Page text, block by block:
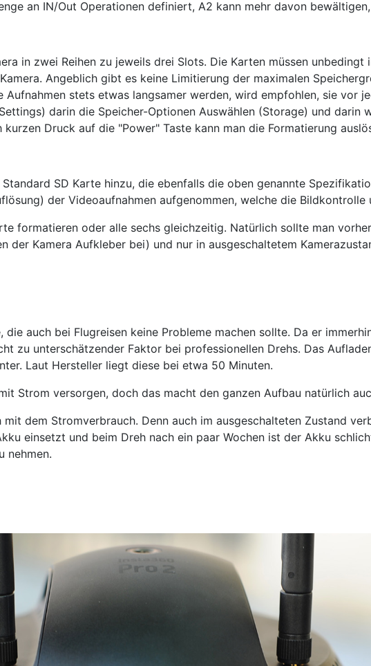
an IN/Out Operationen definiert, A2 kann mehr davon bewältigen,
in zwei Reihen zu jeweils drei Slots. Die Karten müssen
Angeblich gibt es keine Limitierung der maximalen
stets etwas langsamer werden, wird empfohlen, sie vor
darin die Speicher-Optionen Auswählen (Storage) und
Druck auf die "Power" Taste kann man die Formatierung
SD Karte hinzu, die ebenfalls die oben genannte
der Videoaufnahmen aufgenommen, welche die
formatieren oder alle sechs gleichzeitig. Natürlich sollte man
Kamera Aufkleber bei) und nur in ausgeschaltetem
auch bei Flugreisen keine Probleme machen sollte. Da er
zu unterschätzender Faktor bei professionellen Drehs. Das
Laut Hersteller liegt diese bei etwa 50 Minuten.
Strom versorgen, doch das macht den ganzen Aufbau natürlich
dem Stromverbrauch. Denn auch im ausgeschalteten Zustand
einsetzt und beim Dreh nach ein paar Wochen ist der Akku
nehmen.